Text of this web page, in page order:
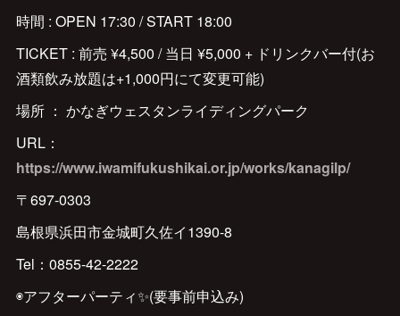
時間 : OPEN 17:30 / START 18:00
TICKET : 前売 ¥4,500 / 当日 ¥5,000 + ドリンクバー付(お
酒類飲み放題は+1,000円にて変更可能)
場所 ： かなぎウェスタンライディングパーク
URL：
https://www.iwamifukushikai.or.jp/works/kanagilp/
〒697-0303
島根県浜田市金城町久佐イ1390-8
Tel：0855-42-2222
◉アフターパーティ✨(要事前申込み)